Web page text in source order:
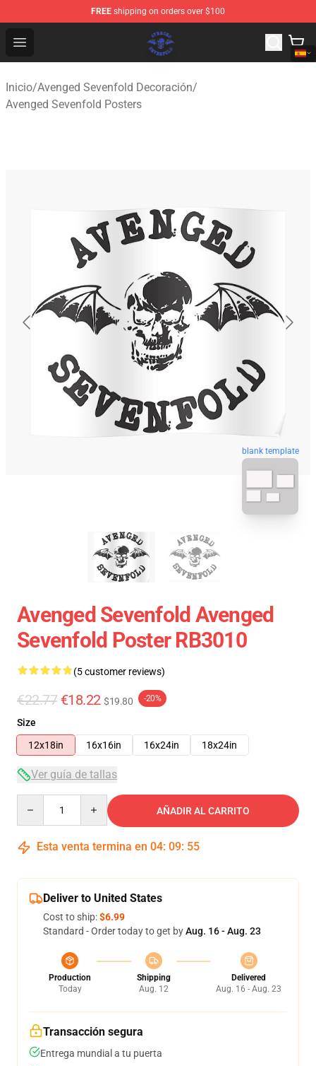
FREE shipping on orders over $100
Open menu
Avenged Sevenfold Shop - Official Avenged Sevenfold
Inicio/Avenged Sevenfold Decoración/
Avenged Sevenfold Posters
blank template
Avenged Sevenfold Avenged
Sevenfold Poster RB3010
(5 customer reviews)
€22.77 €18.22 $19.80 -20%
Size
12x18in
16x16in 16x24in 18x24in
Ver guía de tallas
AÑADIR AL CARRITO
Esta venta termina en 04: 09: 54
Deliver to United States
Cost to ship:$6.99
Standard - Order today to get byAug. 16 - Aug. 23
Production
Today
Shipping
Aug. 12
Delivered
Aug. 16 - Aug. 23
Transacción segura
Entrega mundial a tu puerta